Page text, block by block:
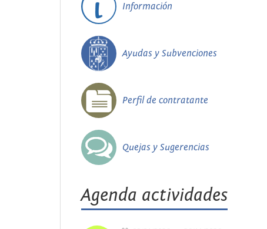
Información
Ayudas y Subvenciones
Perfil de contratante
Quejas y Sugerencias
Agenda actividades